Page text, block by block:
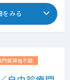
をみる
門医資格不問